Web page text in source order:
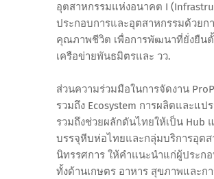
อุตสาหกรรมแห่งอนาคต I
ประกอบการและอุตสาหกรรมด้วยก
คุณภาพชีวิต เพื่อการพัฒนาที่ยั่งยืนตั้
เครือข่ายพันธมิตรและ วว.
ส่วนความร่วมมือในการจัดงาน
รวมถึง Ecosystem การผลิตและแ
รวมถึงช่วยผลักดันไทยให้เป็น Hub
บรรจุหีบห่อไทยและกลุ่มบริการอุตส
นิทรรศการ ให้คำแนะนำแก่ผู้ประกอ
ทั้งด้านเกษตร อาหาร สุขภาพและ